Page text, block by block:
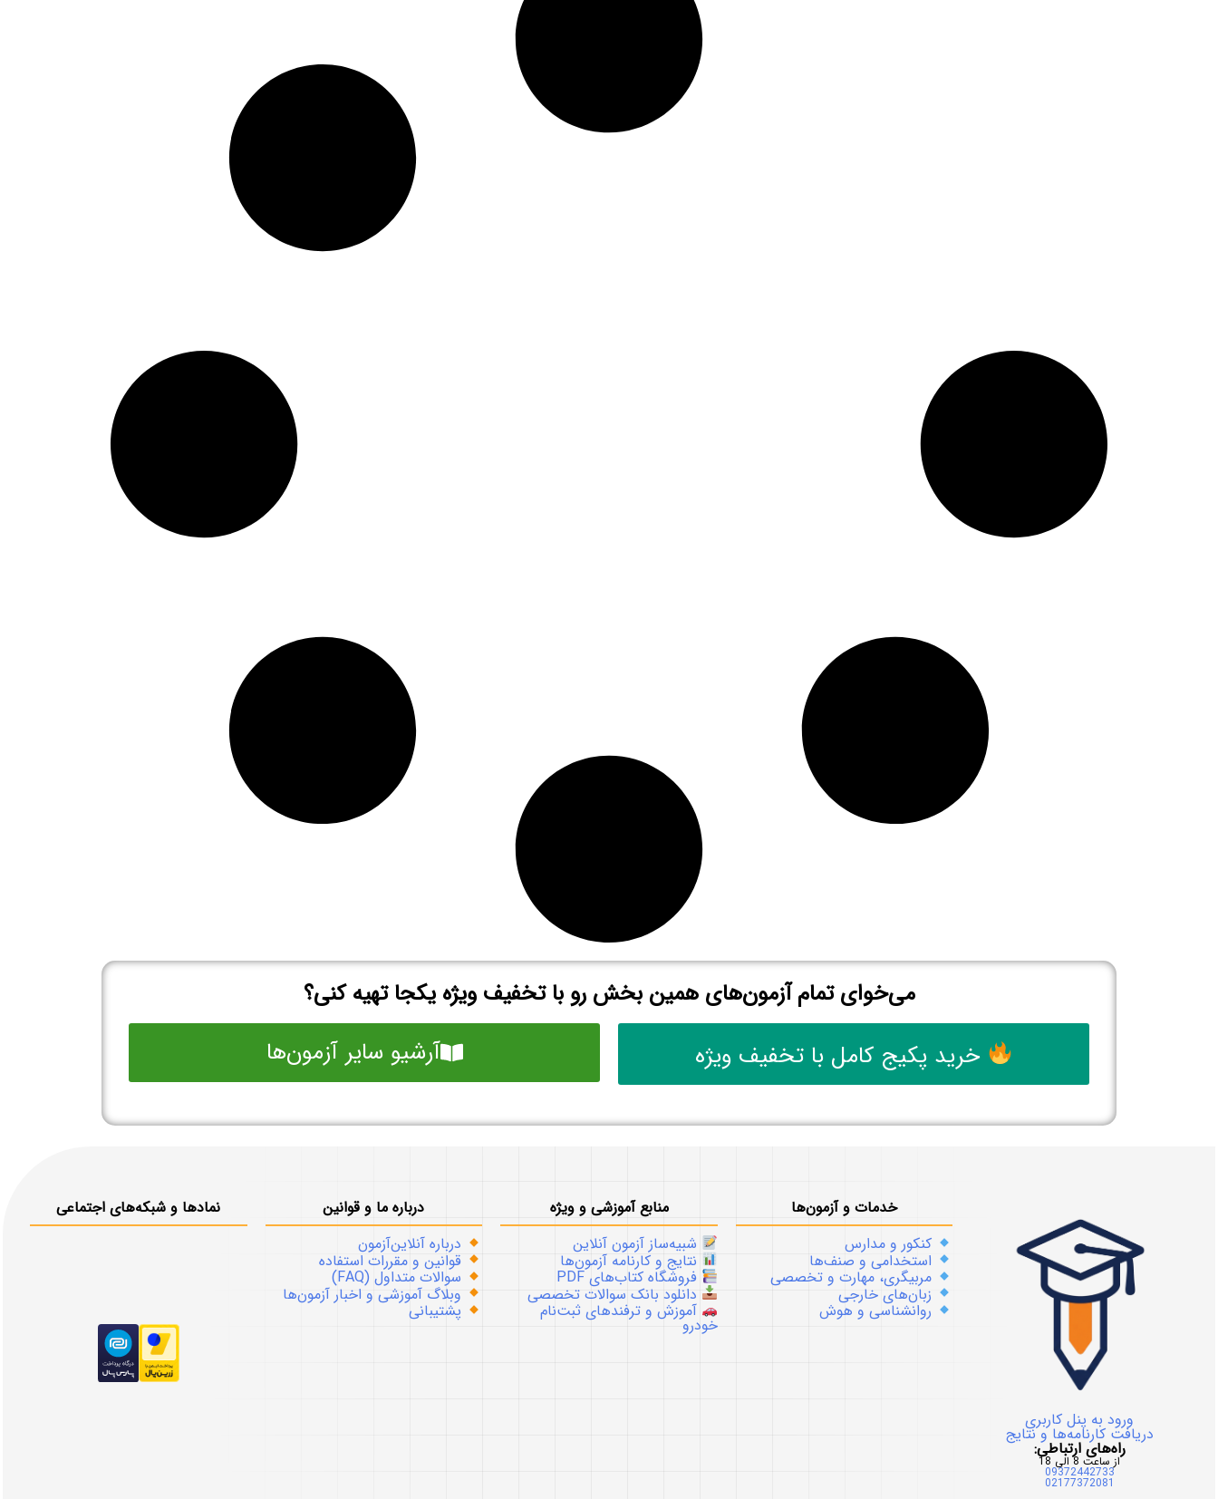
می‌خوای تمام آزمون‌های همین بخش رو با تخفیف ویژه یکجا تهیه کنی؟
خرید پکیج کامل با تخفیف ویژه آرشیو سایر آزمون‌ها
ورود به پنل کاربری
دریافت کارنامه‌ها و نتایج
راه‌های ارتباطی:
از ساعت 8 الی 18
09372442733
02177372081
خدمات و آزمون‌ها
کنکور و مدارس
استخدامی و صنف‌ها
مربیگری، مهارت و تخصصی
زبان‌های خارجی
روانشناسی و هوش
منابع آموزشی و ویژه
شبیه‌ساز آزمون آنلاین
نتایج و کارنامه آزمون‌ها
فروشگاه کتاب‌های PDF
دانلود بانک سوالات تخصصی
آموزش و ترفندهای ثبت‌نام
خودرو
درباره ما و قوانین
درباره آنلاین‌آزمون
قوانین و مقررات استفاده
سوالات متداول (FAQ)
وبلاگ آموزشی و اخبار آزمون‌ها
پشتیبانی
نمادها و شبکه‌های اجتماعی